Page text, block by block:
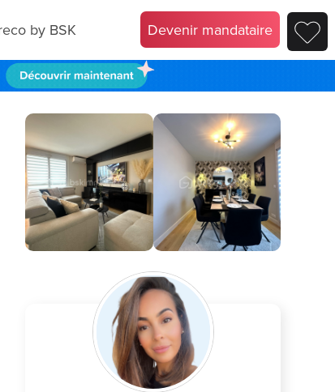
by BSK Devenir mandataire